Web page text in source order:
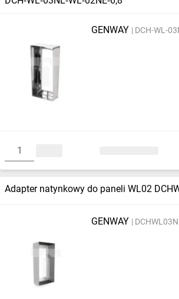
GENWAY DCH-WL-
Adapter natynkowy do paneli WL02
GENWAY